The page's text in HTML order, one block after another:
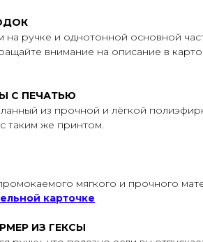
на ручке и однотонной основной
внимание на описание в
С ПЕЧАТЬЮ
из прочной и лёгкой
таким же принтом.
мягкого и прочного
карточке
ИЗ ГЕКСЫ